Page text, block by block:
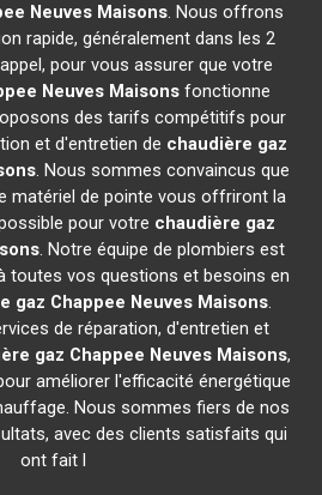
Neuves Maisons. Nous offrons
rapide, généralement dans les 2
pour vous assurer que votre
Neuves Maisons fonctionne
des tarifs compétitifs pour
et d'entretien de chaudière gaz
. Nous sommes convaincus que
matériel de pointe vous offriront la
pour votre chaudière gaz
. Notre équipe de plombiers est
toutes vos questions et besoins en
gaz Chappee Neuves Maisons.
de réparation, d'entretien et
gaz Chappee Neuves Maisons,
améliorer l'efficacité énergétique
Nous sommes fiers de nos
avec des clients satisfaits qui
ont fait l